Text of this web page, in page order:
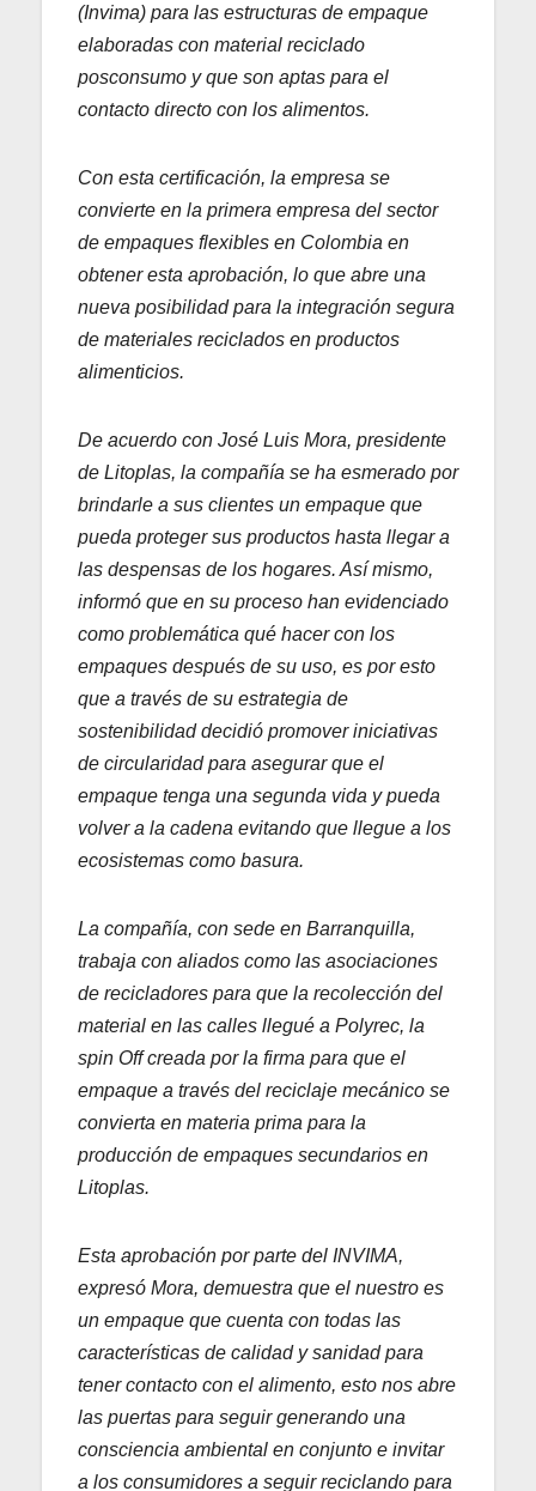
(Invima) para las estructuras de empaque
elaboradas con material reciclado
posconsumo y que son aptas para el
contacto directo con los alimentos.
Con esta certificación, la empresa se
convierte en la primera empresa del sector
de empaques flexibles en Colombia en
obtener esta aprobación, lo que abre una
nueva posibilidad para la integración segura
de materiales reciclados en productos
alimenticios.
De acuerdo con José Luis Mora, presidente
de Litoplas, la compañía se ha esmerado por
brindarle a sus clientes un empaque que
pueda proteger sus productos hasta llegar a
las despensas de los hogares. Así mismo,
informó que en su proceso han evidenciado
como problemática qué hacer con los
empaques después de su uso, es por esto
que a través de su estrategia de
sostenibilidad decidió promover iniciativas
de circularidad para asegurar que el
empaque tenga una segunda vida y pueda
volver a la cadena evitando que llegue a los
ecosistemas como basura.
La compañía, con sede en Barranquilla,
trabaja con aliados como las asociaciones
de recicladores para que la recolección del
material en las calles llegué a Polyrec, la
spin Off creada por la firma para que el
empaque a través del reciclaje mecánico se
convierta en materia prima para la
producción de empaques secundarios en
Litoplas.
Esta aprobación por parte del INVIMA,
expresó Mora, demuestra que el nuestro es
un empaque que cuenta con todas las
características de calidad y sanidad para
tener contacto con el alimento, esto nos abre
las puertas para seguir generando una
consciencia ambiental en conjunto e invitar
a los consumidores a seguir reciclando para